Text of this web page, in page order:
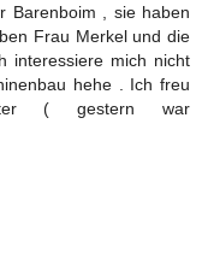
Barenboim , sie haben
Frau Merkel und die
interessiere mich nicht
hehe . Ich freu
( gestern war